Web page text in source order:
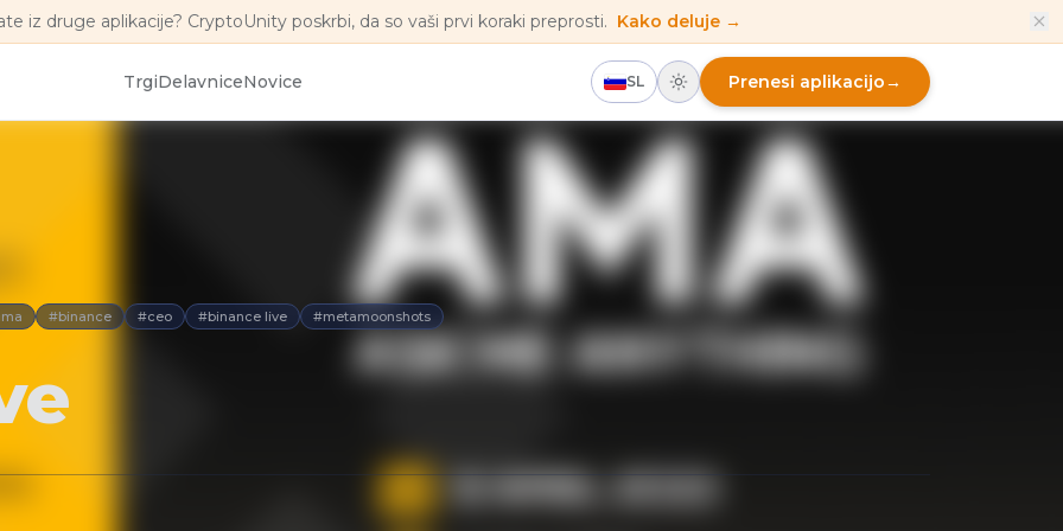
iz druge aplikacije? CryptoUnity poskrbi, da so vaši prvi koraki preprosti. Kako deluje →
TrgiDelavniceNovice SL Prenesi aplikacijo→
#binance #ceo #binance live #metamoonshots